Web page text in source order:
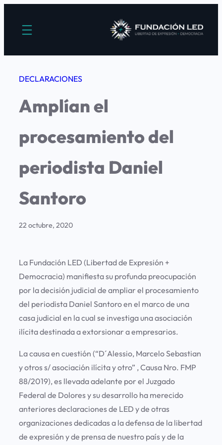
DECLARACIONES
Amplían el
procesamiento del
periodista Daniel
Santoro
22 octubre, 2020
La Fundación LED (Libertad de Expresión +
Democracia) manifiesta su profunda preocupación
por la decisión judicial de ampliar el procesamiento
del periodista Daniel Santoro en el marco de una
casa judicial en la cual se investiga una asociación
ilícita destinada a extorsionar a empresarios.
La causa en cuestión (“D´Alessio, Marcelo Sebastian
y otros s/ asociación ilícita y otro” , Causa Nro. FMP
88/2019), es llevada adelante por el Juzgado
Federal de Dolores y su desarrollo ha merecido
anteriores declaraciones de LED y de otras
organizaciones dedicadas a la defensa de la libertad
de expresión y de prensa de nuestro país y de la